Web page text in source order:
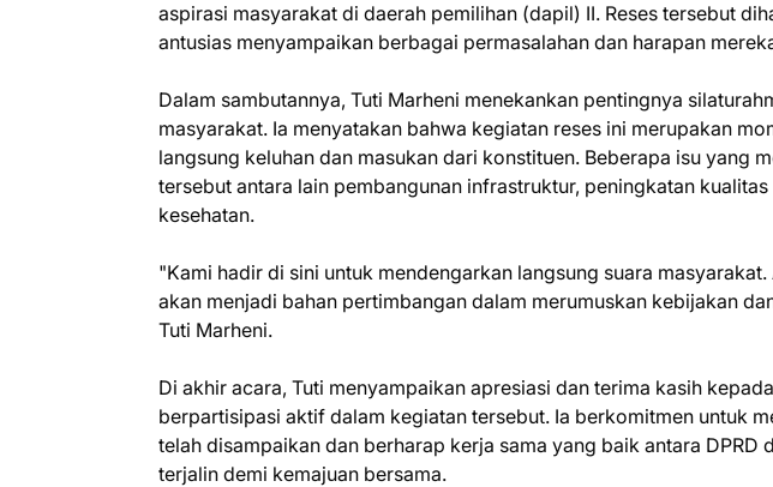
aspirasi masyarakat di daerah pemilihan (dapil) II. Reses tersebut
antusias menyampaikan berbagai permasalahan dan harapan
Dalam sambutannya, Tuti Marheni menekankan pentingnya
masyarakat. Ia menyatakan bahwa kegiatan reses ini merupakan
langsung keluhan dan masukan dari konstituen. Beberapa isu yang
tersebut antara lain pembangunan infrastruktur, peningkatan
kesehatan.
"Kami hadir di sini untuk mendengarkan langsung suara
akan menjadi bahan pertimbangan dalam merumuskan kebijakan
Tuti Marheni.
Di akhir acara, Tuti menyampaikan apresiasi dan terima kasih
berpartisipasi aktif dalam kegiatan tersebut. Ia berkomitmen untuk
telah disampaikan dan berharap kerja sama yang baik antara DPRD
terjalin demi kemajuan bersama.